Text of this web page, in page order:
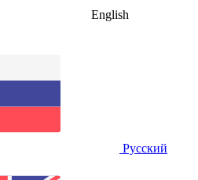
English
Русский